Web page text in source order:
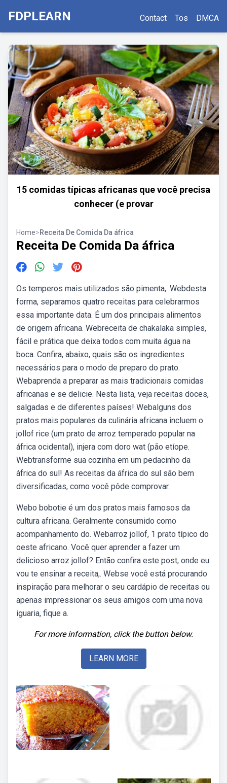
FDPLEARN Contact Tos DMCA
15 comidas típicas africanas que você precisa
conhecer (e provar
Home>Receita De Comida Da áfrica
Receita De Comida Da áfrica
Os temperos mais utilizados são pimenta,. Webdesta
forma, separamos quatro receitas para celebrarmos
essa importante data. É um dos principais alimentos
de origem africana. Webreceita de chakalaka simples,
fácil e prática que deixa todos com muita água na
boca. Confira, abaixo, quais são os ingredientes
necessários para o modo de preparo do prato.
Webaprenda a preparar as mais tradicionais comidas
africanas e se delicie. Nesta lista, veja receitas doces,
salgadas e de diferentes países! Webalguns dos
pratos mais populares da culinária africana incluem o
jollof rice (um prato de arroz temperado popular na
áfrica ocidental), injera com doro wat (pão etíope.
Webtransforme sua cozinha em um pedacinho da
áfrica do sul! As receitas da áfrica do sul são bem
diversificadas, como você pôde comprovar.
Webo bobotie é um dos pratos mais famosos da
cultura africana. Geralmente consumido como
acompanhamento do. Webarroz jollof, 1 prato típico do
oeste africano. Você quer aprender a fazer um
delicioso arroz jollof? Então confira este post, onde eu
vou te ensinar a receita,. Webse você está procurando
inspiração para melhorar o seu cardápio de receitas ou
apenas impressionar os seus amigos com uma nova
iguaria, fique a.
For more information, click the button below.
LEARN MORE